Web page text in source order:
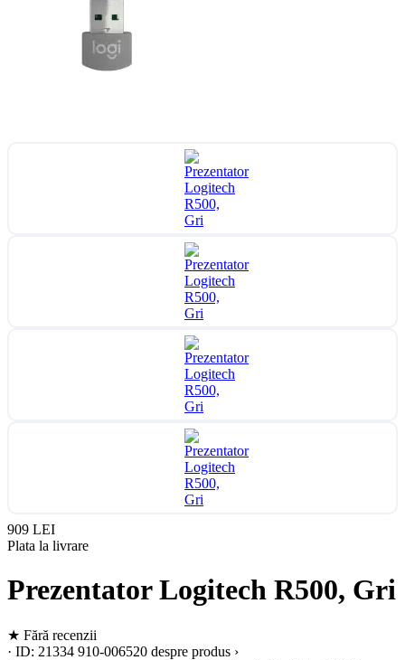
909 LEI
Plata la livrare
Prezentator Logitech R500, Gri
★ Fără recenzii
· ID: 21334 910-006520 despre produs ›